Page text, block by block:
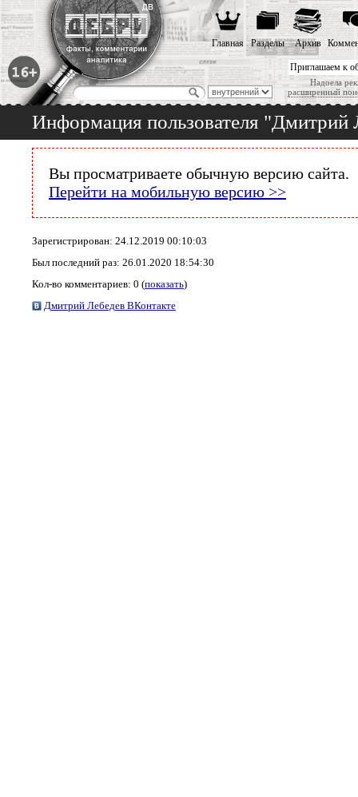
Приглашаем к
Надоела
расширенный
Главная Разделы Архив
Информация пользователя "Дмитрий
Вы просматриваете обычную версию сайта.
Перейти на мобильную версию >>
Зарегистрирован: 24.12.2019 00:10:03
Был последний раз: 26.01.2020 18:54:30
Кол-во комментариев: 0 (показать)
Дмитрий Лебедев ВКонтакте